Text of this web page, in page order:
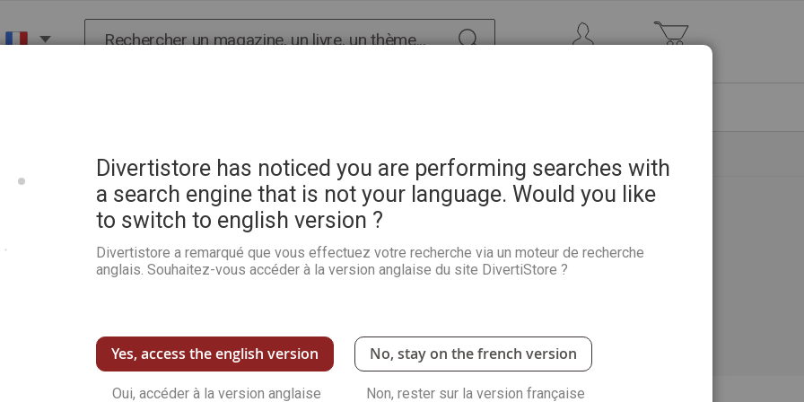
HOTTE
!
Divertistore has noticed you are performing searches with
a search engine that is not your language. Would you like
to switch to english version ?
Divertistore a remarqué que vous effectuez votre recherche via un moteur de recherche
anglais. Souhaitez-vous accéder à la version anglaise du site DivertiStore ?
Yes, access the english version
Oui, accéder à la version anglaise
No, stay on the french version
Non, rester sur la version française